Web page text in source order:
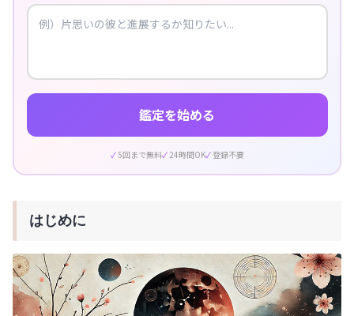
鑑定を始める
5回まで無料 24時間OK 登録不要
はじめに